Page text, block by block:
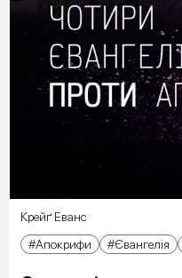
Крейґ Еванс
Апокрифи
Євангелія